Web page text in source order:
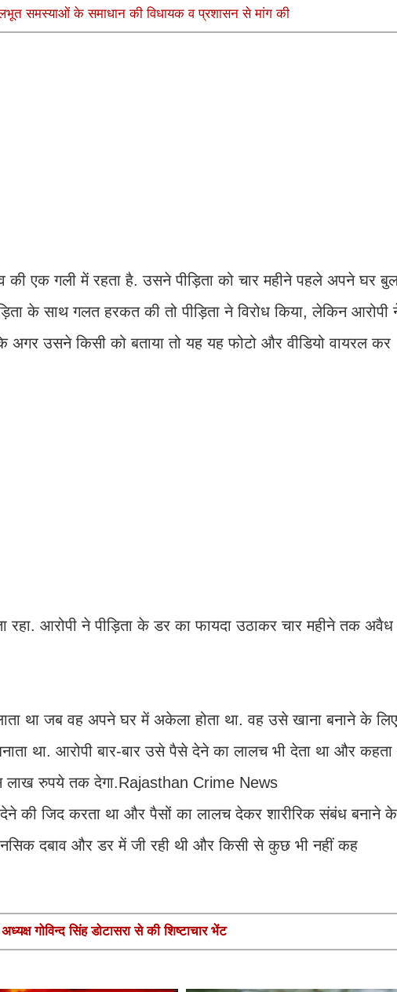
समस्याओं के समाधान की विधायक व प्रशासन से मांग की
की एक गली में रहता है. उसने पीड़िता को चार महीने पहले अपने घर
के साथ गलत हरकत की तो पीड़िता ने विरोध किया, लेकिन आरोपी
उसने किसी को बताया तो यह यह फोटो और वीडियो वायरल कर
रहा. आरोपी ने पीड़िता के डर का फायदा उठाकर चार महीने तक
था जब वह अपने घर में अकेला होता था. वह उसे खाना बनाने के लिए
था. आरोपी बार-बार उसे पैसे देने का लालच भी देता था और कहता
लाख रुपये तक देगा.Rajasthan Crime News
की जिद करता था और पैसों का लालच देकर शारीरिक संबंध बनाने
दबाव और डर में जी रही थी और किसी से कुछ भी नहीं कह
गोविन्द सिंह डोटासरा से की शिष्टाचार भेंट